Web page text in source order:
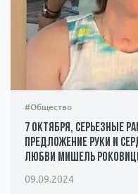
#Общество
7 октября, серьезные
предложение руки и
любви Мишель
09.09.2024